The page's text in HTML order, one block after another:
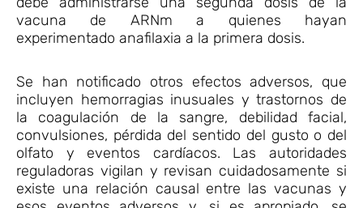
vacuna de ARNm a quienes hayan
experimentado anafilaxia a la primera dosis.
Se han notificado otros efectos adversos, que
incluyen hemorragias inusuales y trastornos de
la coagulación de la sangre, debilidad facial,
convulsiones, pérdida del sentido del gusto o del
olfato y eventos cardíacos. Las autoridades
reguladoras vigilan y revisan cuidadosamente si
existe una relación causal entre las vacunas y